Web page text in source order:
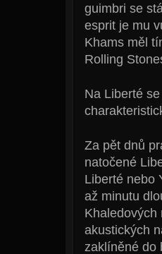
guimbri se
esprit je mu
Khams měl
Rolling
Na Liberté
Za pět dnů
natočené
Liberté nebo
až minutu
akustických
zaklíněné do